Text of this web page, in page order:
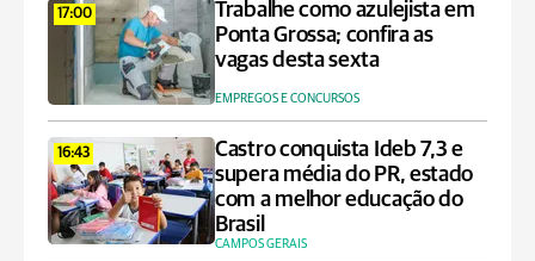
17:00
Trabalhe como azulejista em
Ponta Grossa; confira as
vagas desta sexta
EMPREGOS E CONCURSOS
16:43
Castro conquista Ideb 7,3 e
supera média do PR, estado
com a melhor educação do
Brasil
CAMPOS GERAIS